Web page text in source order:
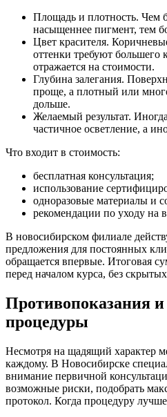
Площадь и плотность. Чем
насыщеннее пигмент, тем
Цвет красителя.
оттенки требуют большего
отражается на стоимости.
Глубина залегания.
проще, а плотный или
дольше.
Желаемый результат.
частичное осветление, а
Что входит в стоимость:
бесплатная консультация;
использование
одноразовые материалы и
рекомендации по уходу на
В новосибирском филиале
предложения для постоянных
обращается впервые. Итоговая
перед началом курса, без
Противопоказания и
процедуры
Несмотря на щадящий характер
каждому. В Новосибирске
внимание первичной
возможные риски, подобрать
протокол. Когда процедуру